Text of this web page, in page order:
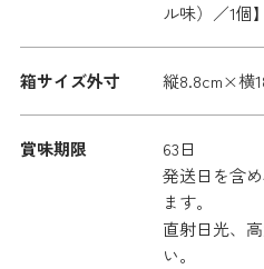
ル味）／1個】
箱サイズ外寸 縦8.8cm×横
賞味期限
63日
発送日を含
ます。
直射日光、
い。